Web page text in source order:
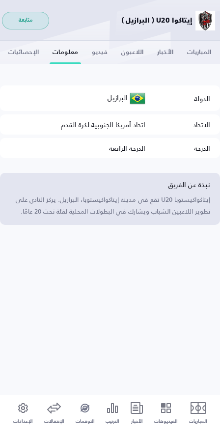
إيتاكوا U20 ( البرازيل ) متابعة
المباريات الأخبار اللاعبون فيديو معلومات الإحصائيات
الدولة البرازيل
الاتحاد
اتحاد أمريكا الجنوبية لكرة القدم
الدرجة
الدرجة الرابعة
نبذة عن الفريق
إيتاكواكيستوبا U20 تقع في مدينة إيتاكواكيستوبا، البرازيل. يركز النادي على
تطوير اللاعبين الشباب ويشارك في البطولات المحلية لفئة تحت 20 عامًا.
المباريات الفيديوهات الأخبار الترتيب التوقعات الإنتقالات الإعدادات